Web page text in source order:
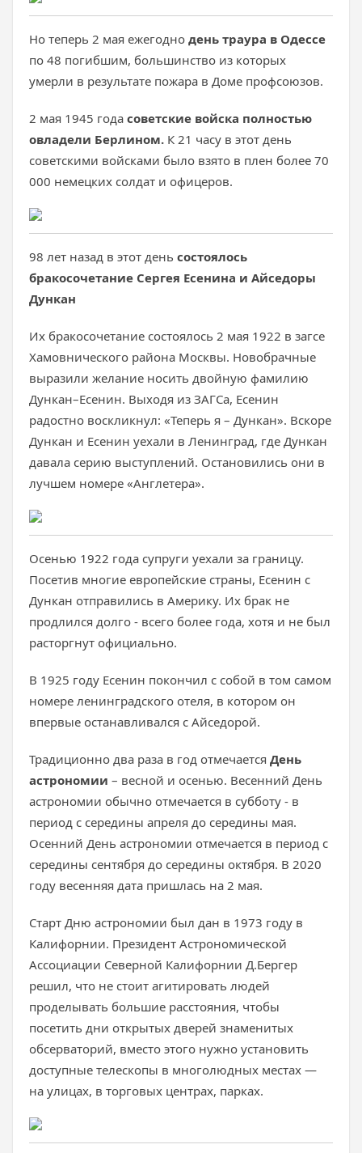
Но теперь 2 мая ежегодно день траура в Одессе
по 48 погибшим, большинство из которых
умерли в результате пожара в Доме профсоюзов.
2 мая 1945 года советские войска полностью
овладели Берлином. К 21 часу в этот день
советскими войсками было взято в плен более 70
000 немецких солдат и офицеров.
98 лет назад в этот день состоялось
бракосочетание Сергея Есенина и Айседоры
Дункан
Их бракосочетание состоялось 2 мая 1922 в загсе
Хамовнического района Москвы. Новобрачные
выразили желание носить двойную фамилию
Дункан–Есенин. Выходя из ЗАГСа, Есенин
радостно воскликнул: «Теперь я – Дункан». Вскоре
Дункан и Есенин уехали в Ленинград, где Дункан
давала серию выступлений. Остановились они в
лучшем номере «Англетера».
Осенью 1922 года супруги уехали за границу.
Посетив многие европейские страны, Есенин с
Дункан отправились в Америку. Их брак не
продлился долго - всего более года, хотя и не был
расторгнут официально.
В 1925 году Есенин покончил с собой в том самом
номере ленинградского отеля, в котором он
впервые останавливался с Айседорой.
Традиционно два раза в год отмечается День
астрономии – весной и осенью. Весенний День
астрономии обычно отмечается в субботу - в
период с середины апреля до середины мая.
Осенний День астрономии отмечается в период с
середины сентября до середины октября. В 2020
году весенняя дата пришлась на 2 мая.
Старт Дню астрономии был дан в 1973 году в
Калифорнии. Президент Астрономической
Ассоциации Северной Калифорнии Д.Бергер
решил, что не стоит агитировать людей
проделывать большие расстояния, чтобы
посетить дни открытых дверей знаменитых
обсерваторий, вместо этого нужно установить
доступные телескопы в многолюдных местах —
на улицах, в торговых центрах, парках.